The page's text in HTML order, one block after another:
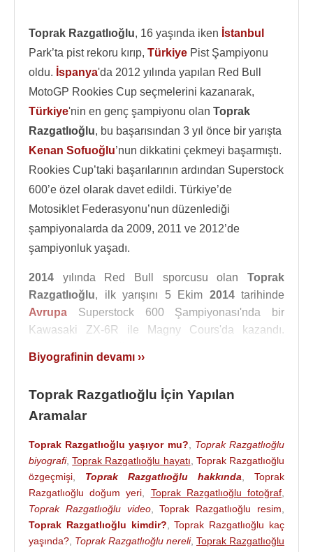
Toprak Razgatlıoğlu, 16 yaşında iken İstanbul
Park’ta pist rekoru kırıp, Türkiye Pist Şampiyonu
oldu. İspanya'da 2012 yılında yapılan Red Bull
MotoGP Rookies Cup seçmelerini kazanarak,
Türkiye'nin en genç şampiyonu olan Toprak
Razgatlıoğlu, bu başarısından 3 yıl önce bir yarışta
Kenan Sofuoğlu’nun dikkatini çekmeyi başarmıştı.
Rookies Cup’taki başarılarının ardından Superstock
600’e özel olarak davet edildi. Türkiye’de
Motosiklet Federasyonu’nun düzenlediği
şampiyonalarda da 2009, 2011 ve 2012’de
şampiyonluk yaşadı.
2014 yılında Red Bull sporcusu olan Toprak
Razgatlıoğlu, ilk yarışını 5 Ekim 2014tarihinde
Avrupa Superstock 600 Şampiyonası'nda bir
Kawasaki ZX-6R ile Magny Cours'da kazandı.
Bull MotoGP Çaylaklar Kupası'nda yarışarak;
Kenan Sofuoğlu
Türkiye'yi temsil etmiştir.
2015AvrupaSuperstock 600 Şampiyonasını bir
Kawasaki ZX-6R ile kazandı. 2017 Avrupa
Superstock 1000 ikincisi oldu. 2018 yılında ise
Superbike'a adım attı. İlk sezonunu bir tecrübe yılı
olarak geçirenToprak Razgatlıoğlu, asıl
Biyografinin devamı ››
Toprak Razgatlıoğlu İçin Yapılan
Aramalar
Toprak Razgatlıoğlu yaşıyor mu?
Toprak Razgatlıoğlu
biyografi,Toprak Razgatlıoğlu hayatı Toprak Razgatlıoğlu
özgeçmişi
Toprak Razgatlıoğlu hakkında
Toprak
Razgatlıoğlu doğum yeri
Toprak Razgatlıoğlu fotoğraf
Toprak Razgatlıoğlu video,Toprak Razgatlıoğlu resim
Toprak Razgatlıoğlu kimdir? ,Toprak Razgatlıoğlu kaç
yaşında? Toprak Razgatlıoğlu nereli, Toprak Razgatlıoğlu